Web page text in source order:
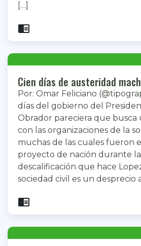
[…]
chrome_reader_mode
Cien días de austeridad
Por: Omar Feliciano
días del gobierno del
Obrador pareciera que busca
con las organizaciones de la
muchas de las cuales fueron
proyecto de nación durante la
descalificación que hace
sociedad civil es un desprecio
chrome_reader_mode